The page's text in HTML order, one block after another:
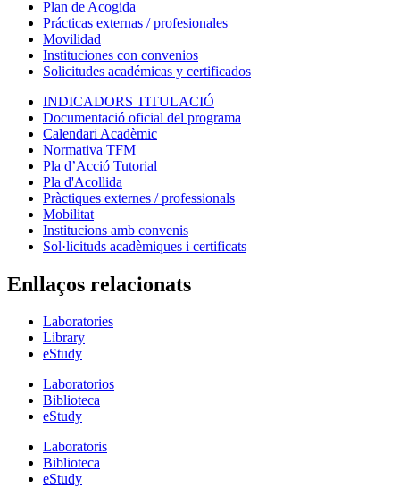
Plan de Acogida
Prácticas externas / profesionales
Movilidad
Instituciones con convenios
Solicitudes académicas y certificados
INDICADORS TITULACIÓ
Documentació oficial del programa
Calendari Acadèmic
Normativa TFM
Pla d’Acció Tutorial
Pla d'Acollida
Pràctiques externes / professionals
Mobilitat
Institucions amb convenis
Sol·licituds acadèmiques i certificats
Enllaços relacionats
Laboratories
Library
eStudy
Laboratorios
Biblioteca
eStudy
Laboratoris
Biblioteca
eStudy